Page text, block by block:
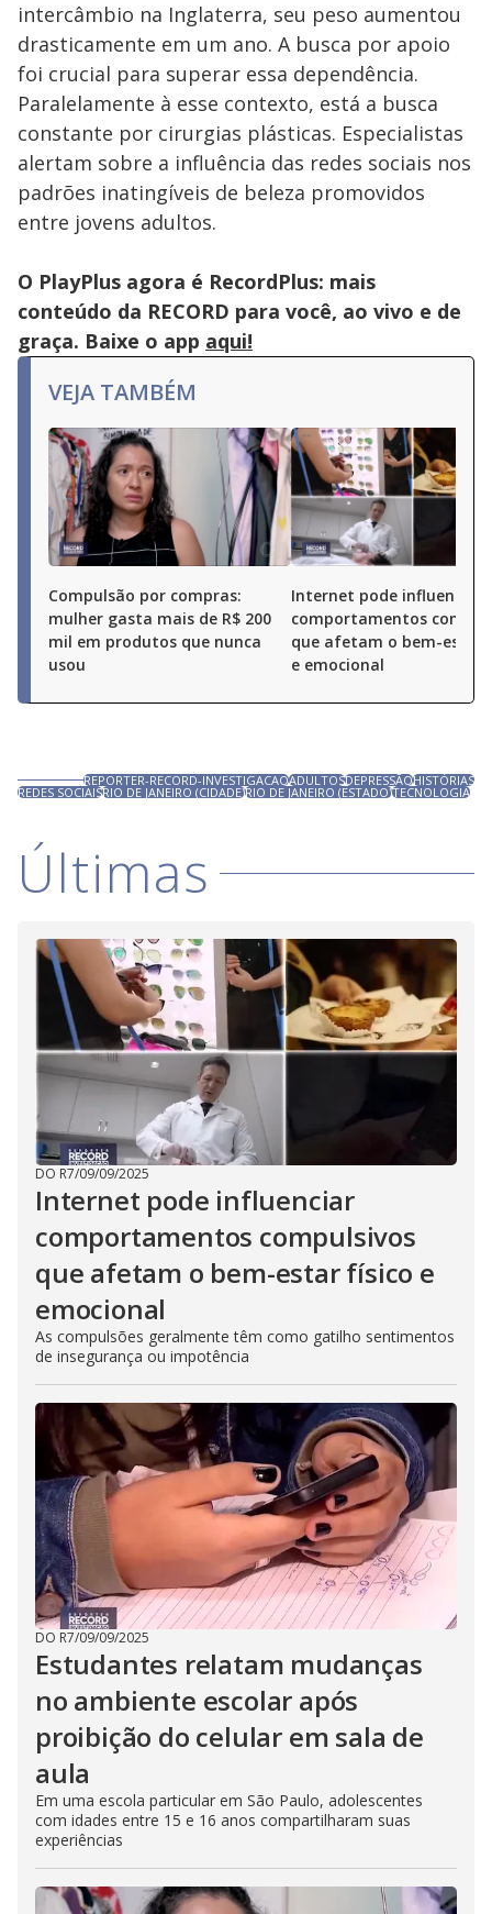
intercâmbio na Inglaterra, seu peso aumentou
drasticamente em um ano. A busca por apoio
foi crucial para superar essa dependência.
Paralelamente à esse contexto, está a busca
constante por cirurgias plásticas. Especialistas
alertam sobre a influência das redes sociais nos
padrões inatingíveis de beleza promovidos
entre jovens adultos.
O PlayPlus agora é RecordPlus: mais
conteúdo da RECORD para você, ao vivo e de
graça. Baixe o app aqui!
VEJA TAMBÉM
Compulsão por compras:
mulher gasta mais de R$ 200
mil em produtos que nunca
usou
Internet pode influenciar
comportamentos
que afetam o bem-estar
e emocional
REPORTER-RECORD-INVESTIGACAOADULTOSDEPRESSÃOHISTÓRIAS
REDES SOCIAISRIO DE JANEIRO (CIDADE)RIO DE JANEIRO (ESTADO)TECNOLOGIA
Últimas
DO R7/09/09/2025
Internet pode influenciar
comportamentos compulsivos
que afetam o bem-estar físico e
emocional
As compulsões geralmente têm como gatilho sentimentos
de insegurança ou impotência
DO R7/09/09/2025
Estudantes relatam mudanças
no ambiente escolar após
proibição do celular em sala de
aula
Em uma escola particular em São Paulo, adolescentes
com idades entre 15 e 16 anos compartilharam suas
experiências